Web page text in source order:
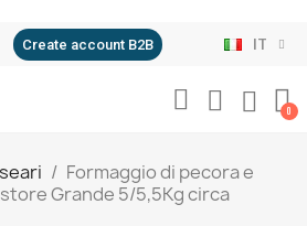
Create account B2B IT
Formaggio di pecora e
Grande 5/5,5Kg circa